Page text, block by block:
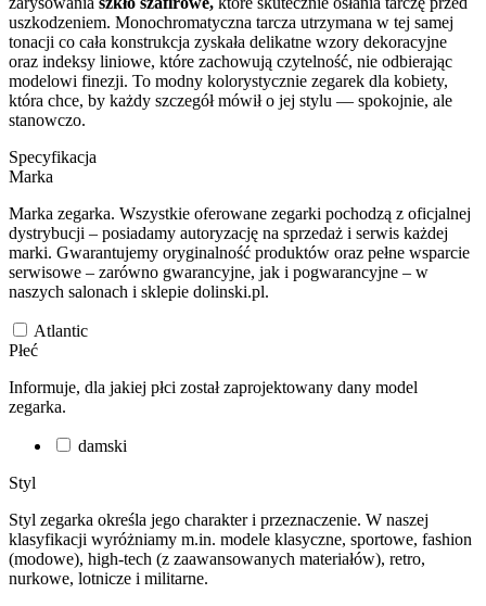
uszkodzeniem. Monochromatyczna tarcza utrzymana w tej samej
tonacji co cała konstrukcja zyskała delikatne wzory dekoracyjne
oraz indeksy liniowe, które zachowują czytelność, nie odbierając
modelowi finezji. To modny kolorystycznie zegarek dla kobiety,
która chce, by każdy szczegół mówił o jej stylu — spokojnie, ale
stanowczo.
Specyfikacja
Marka
Marka zegarka. Wszystkie oferowane zegarki pochodzą z oficjalnej
dystrybucji – posiadamy autoryzację na sprzedaż i serwis każdej
marki. Gwarantujemy oryginalność produktów oraz pełne wsparcie
serwisowe – zarówno gwarancyjne, jak i pogwarancyjne – w
naszych salonach i sklepie dolinski.pl.
Atlantic
Płeć
Informuje, dla jakiej płci został zaprojektowany dany model
zegarka.
damski
Styl
Styl zegarka określa jego charakter i przeznaczenie. W naszej
klasyfikacji wyróżniamy m.in. modele klasyczne, sportowe, fashion
(modowe), high-tech (z zaawansowanych materiałów), retro,
nurkowe, lotnicze i militarne.